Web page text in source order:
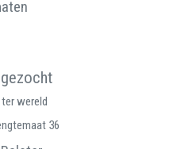
wereld
36